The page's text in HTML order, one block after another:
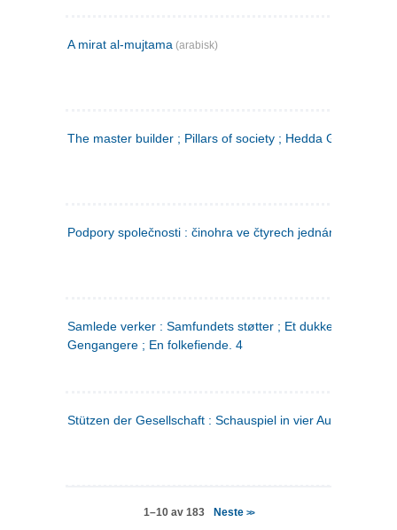
A mirat al-mujtama (arabisk)
The master builder ; Pillars of society ; Hedda Gabler
Podpory společnosti : činohra ve čtyrech jednáních
Samlede verker : Samfundets støtter ; Et dukkehjem ;
Gengangere ; En folkefiende. 4
Stützen der Gesellschaft : Schauspiel in vier Aufzügen
1–10 av 183 Neste >>